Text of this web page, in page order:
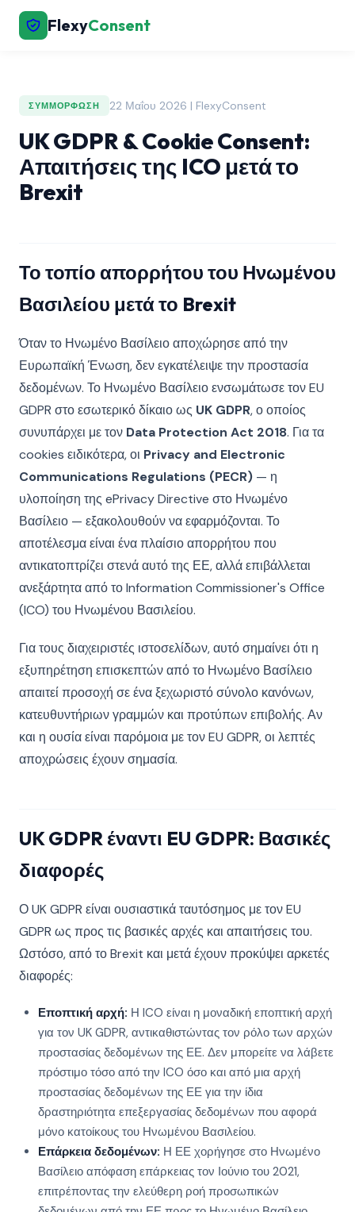
FlexyConsent
ΣΥΜΜΌΡΦΩΣΗ 22 Μαΐου 2026 | FlexyConsent
UK GDPR & Cookie Consent:
Απαιτήσεις της ICO μετά το
Brexit
Το τοπίο απορρήτου του Ηνωμένου
Βασιλείου μετά το Brexit
Όταν το Ηνωμένο Βασίλειο αποχώρησε από την
Ευρωπαϊκή Ένωση, δεν εγκατέλειψε την προστασία
δεδομένων. Το Ηνωμένο Βασίλειο ενσωμάτωσε τον EU
GDPR στο εσωτερικό δίκαιο ως UK GDPR, ο οποίος
συνυπάρχει με τον Data Protection Act 2018. Για τα
cookies ειδικότερα, οι Privacy and Electronic
Communications Regulations (PECR) — η
υλοποίηση της ePrivacy Directive στο Ηνωμένο
Βασίλειο — εξακολουθούν να εφαρμόζονται. Το
αποτέλεσμα είναι ένα πλαίσιο απορρήτου που
αντικατοπτρίζει στενά αυτό της ΕΕ, αλλά επιβάλλεται
ανεξάρτητα από το Information Commissioner's Office
(ICO) του Ηνωμένου Βασιλείου.
Για τους διαχειριστές ιστοσελίδων, αυτό σημαίνει ότι η
εξυπηρέτηση επισκεπτών από το Ηνωμένο Βασίλειο
απαιτεί προσοχή σε ένα ξεχωριστό σύνολο κανόνων,
κατευθυντήριων γραμμών και προτύπων επιβολής. Αν
και η ουσία είναι παρόμοια με τον EU GDPR, οι λεπτές
αποχρώσεις έχουν σημασία.
UK GDPR έναντι EU GDPR: Βασικές
διαφορές
Ο UK GDPR είναι ουσιαστικά ταυτόσημος με τον EU
GDPR ως προς τις βασικές αρχές και απαιτήσεις του.
Ωστόσο, από το Brexit και μετά έχουν προκύψει αρκετές
διαφορές:
Εποπτική αρχή: Η ICO είναι η μοναδική εποπτική αρχή
για τον UK GDPR, αντικαθιστώντας τον ρόλο των αρχών
προστασίας δεδομένων της ΕΕ. Δεν μπορείτε να λάβετε
πρόστιμο τόσο από την ICO όσο και από μια αρχή
προστασίας δεδομένων της ΕΕ για την ίδια
δραστηριότητα επεξεργασίας δεδομένων που αφορά
μόνο κατοίκους του Ηνωμένου Βασιλείου.
Επάρκεια δεδομένων: Η ΕΕ χορήγησε στο Ηνωμένο
Βασίλειο απόφαση επάρκειας τον Ιούνιο του 2021,
επιτρέποντας την ελεύθερη ροή προσωπικών